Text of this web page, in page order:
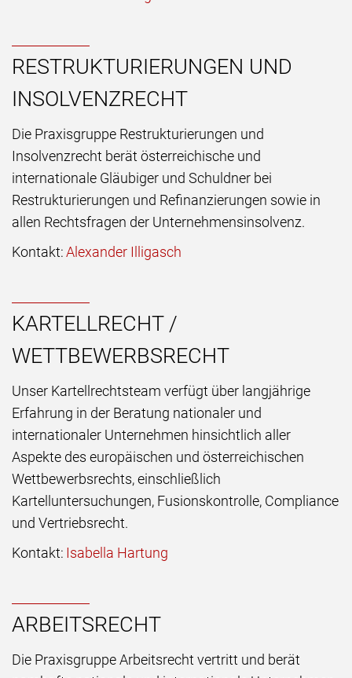
RESTRUKTURIERUNGEN UND
INSOLVENZRECHT
Die Praxisgruppe Restrukturierungen und
Insolvenzrecht berät österreichische und
internationale Gläubiger und Schuldner bei
Restrukturierungen und Refinanzierungen sowie in
allen Rechtsfragen der Unternehmensinsolvenz.
Kontakt:Alexander Illigasch
KARTELLRECHT /
WETTBEWERBSRECHT
Unser Kartellrechtsteam verfügt über langjährige
Erfahrung in der Beratung nationaler und
internationaler Unternehmen hinsichtlich aller
Aspekte des europäischen und österreichischen
Wettbewerbsrechts, einschließlich
Kartelluntersuchungen, Fusionskontrolle, Compliance
und Vertriebsrecht.
Kontakt: Isabella Hartung
ARBEITSRECHT
Die Praxisgruppe Arbeitsrecht vertritt und berät